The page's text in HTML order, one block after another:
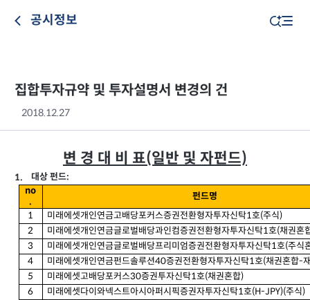
공시정보
집합투자규약 및 투자설명서 변경의 건
2018.12.27
변 경 대 비 표(일반 및 자펀드)
1. 대상 펀드:
no
.
펀드명
1
미래에셋개인연금고배당포커스증권전환형자투자신탁1호(주식)
2
미래에셋개인연금글로벌배당과인컴증권전환형자투자신탁1호(채권혼
3
미래에셋개인연금글로벌배당프리미엄증권전환형자투자신탁1호(주식
4
미래에셋개인연금펀드솔루션40증권전환형자투자신탁1호(채권혼합-
5
미래에셋고배당포커스30증권투자신탁1호(채권혼합)
6
미래에셋다이와넥스트아시아퍼시픽증권자투자신탁1호(H-JPY)(주식)